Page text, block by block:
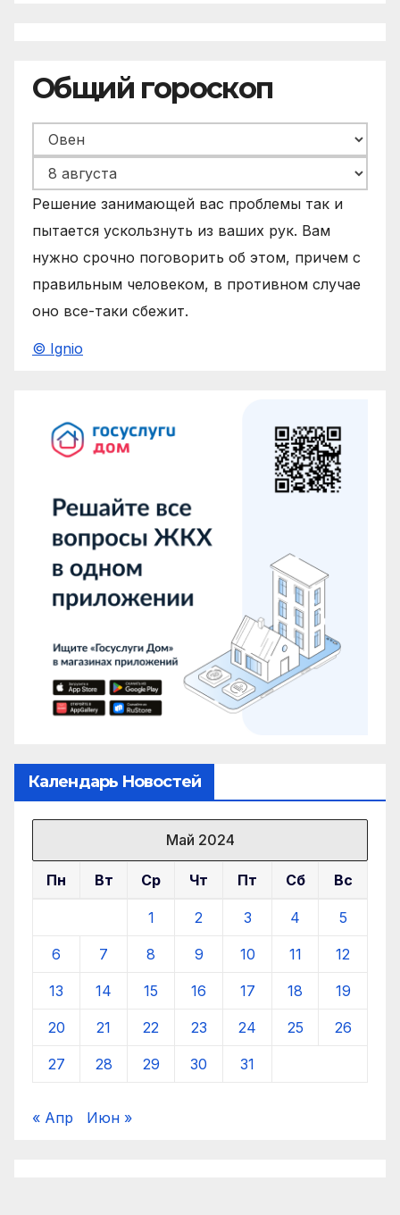
Общий гороскоп
Решение занимающей вас проблемы так и
пытается ускользнуть из ваших рук. Вам
нужно срочно поговорить об этом, причем с
правильным человеком, в противном случае
оно все-таки сбежит.
© Ignio
Календарь Новостей
Май 2024
Пн Вт Ср Чт Пт Сб Вс
1 2 3 4 5
6 7 8 9 10 11 12
13 14 15 16 17 18 19
20 21 22 23 24 25 26
27 28 29 30 31
« Апр Июн »